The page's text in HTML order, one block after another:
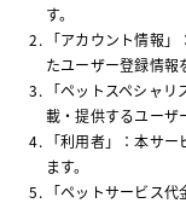
す。
「アカウント情報
たユーザー登録情報
「ペットスペシャ
載・提供するユーザ
「利用者」：本サ
ます。
「ペットサービス